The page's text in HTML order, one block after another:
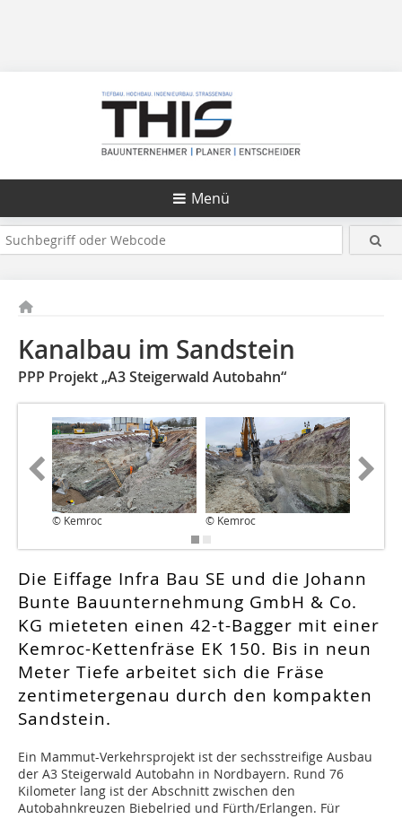
Menü
Kanalbau im Sandstein
PPP Projekt „A3 Steigerwald Autobahn“
© Kemroc © Kemroc
Die Eiffage Infra Bau SE und die Johann
Bunte Bauunternehmung GmbH & Co.
KG mieteten einen 42-t-Bagger mit einer
Kemroc-Kettenfräse EK 150. Bis in neun
Meter Tiefe arbeitet sich die Fräse
zentimetergenau durch den kompakten
Sandstein.
Ein Mammut-Verkehrsprojekt ist der sechsstreifige Ausbau
der A3 Steigerwald Autobahn in Nordbayern. Rund 76
Kilometer lang ist der Abschnitt zwischen den
Autobahnkreuzen Biebelried und Fürth/Erlangen. Für